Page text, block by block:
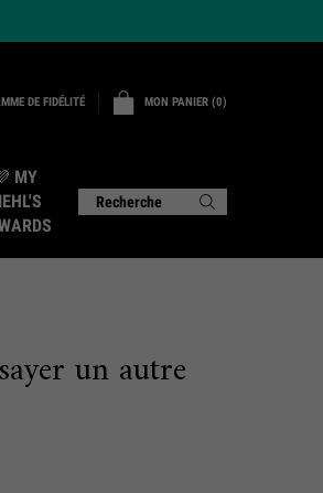
DE FIDÉLITÉ MON PANIER 0
0 PRODUCT IN CART
MY
Recherche
un autre